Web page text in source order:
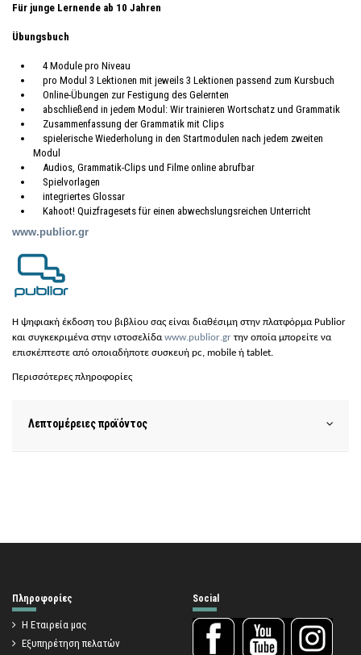
Für junge Lernende ab 10 Jahren
Übungsbuch
4 Module pro Niveau
pro Modul 3 Lektionen mit jeweils 3 Lektionen passend zum Kursbuch
Online-Übungen zur Festigung des Gelernten
abschließend in jedem Modul: Wir trainieren Wortschatz und Grammatik
Zusammenfassung der Grammatik mit Clips
spielerische Wiederholung in den Startmodulen nach jedem zweiten
Modul
Audios, Grammatik-Clips und Filme online abrufbar
Spielvorlagen
integriertes Glossar
Kahoot! Quizfragesets für einen abwechslungsreichen Unterricht
www.publior.gr
H ψηφιακή έκδοση του βιβλίου σας είναι διαθέσιμη στην πλατφόρμα Publior
και συγκεκριμένα στην ιστοσελίδαwww.publior.grτην οποία μπορείτε να
επισκέπτεστε από οποιαδήποτε συσκευή pc, mobile ή tablet.
Περισσότερες πληροφορίες
Λεπτομέρειες προϊόντος
Πληροφορίες
Η Εταιρεία μας
Εξυπηρέτηση πελατών
Social